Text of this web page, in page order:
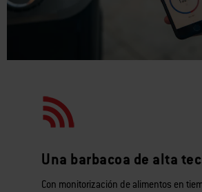
Una barbacoa de alta
Con monitorización de alimentos en